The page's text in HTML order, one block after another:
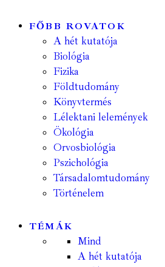
FŐBB ROVATOK
A hét kutatója
Biológia
Fizika
Földtudomány
Könyvtermés
Lélektani lelemények
Ökológia
Orvosbiológia
Pszichológia
Társadalomtudomány
Történelem
TÉMÁK
Mind
A hét kutatója